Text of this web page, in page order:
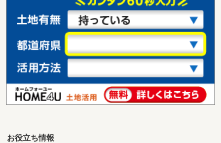
お役立ち情報